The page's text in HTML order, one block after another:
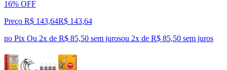
16% OFF
Preço R$ 143,64R$ 143,64
no Pix Ou 2x de R$ 85,50 sem jurosou 2x de R$ 85,50 sem juros